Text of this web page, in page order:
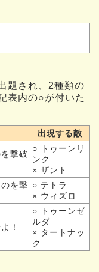
題され、2種類の
表内の○が付いた
出現する敵
撃破
○ トゥーンリ
ンク
× ザント
を撃 ○ テトラ
× ウィズロ
！
○ トゥーンゼ
ルダ
× タートナッ
ク